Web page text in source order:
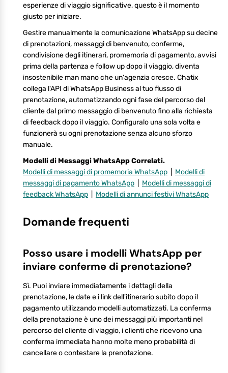
esperienze di viaggio significative, questo è il momento
giusto per iniziare.
Gestire manualmente la comunicazione WhatsApp su decine
di prenotazioni, messaggi di benvenuto, conferme,
condivisione degli itinerari, promemoria di pagamento, avvisi
prima della partenza e follow up dopo il viaggio, diventa
insostenibile man mano che un'agenzia cresce. Chatix
collega l'API di WhatsApp Business al tuo flusso di
prenotazione, automatizzando ogni fase del percorso del
cliente dal primo messaggio di benvenuto fino alla richiesta
di feedback dopo il viaggio. Configuralo una sola volta e
funzionerà su ogni prenotazione senza alcuno sforzo
manuale.
Modelli di Messaggi WhatsApp Correlati.
Modelli di messaggi di promemoria WhatsApp
Modelli di
messaggi di pagamento WhatsApp
Modelli di messaggi di
feedback WhatsApp
Modelli di annunci festivi WhatsApp
Domande frequenti
Posso usare i modelli WhatsApp per
inviare conferme di prenotazione?
Sì. Puoi inviare immediatamente i dettagli della
prenotazione, le date e i link dell'itinerario subito dopo il
pagamento utilizzando modelli automatizzati. La conferma
della prenotazione è uno dei messaggi più importanti nel
percorso del cliente di viaggio, i clienti che ricevono una
conferma immediata hanno molte meno probabilità di
cancellare o contestare la prenotazione.